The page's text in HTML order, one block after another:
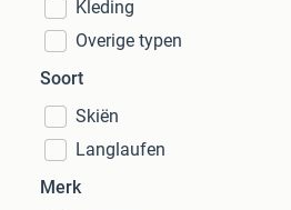
Kleding
Overige typen
Soort
Skiën
Langlaufen
Merk